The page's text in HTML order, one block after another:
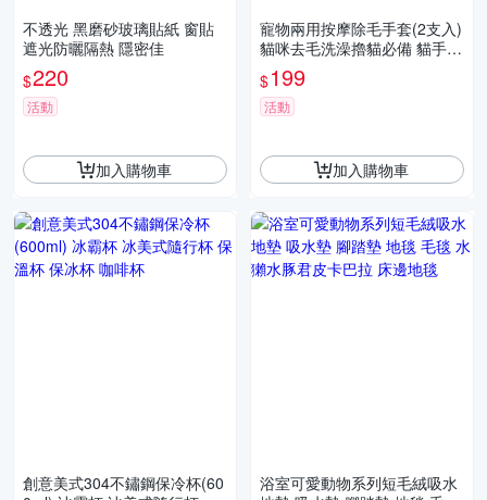
不透光 黑磨砂玻璃貼紙 窗貼
遮光防曬隔熱 隱密佳
$220
活動
加入購物車
寵物兩用按摩除毛手套(2支入)
貓咪去毛洗澡擼貓必備 貓手套
防咬去浮毛 刷毛梳子 狗梳子
$199
活動
加入購物車
創意美式304不鏽鋼保冷杯(60
浴室可愛動物系列短毛絨吸水